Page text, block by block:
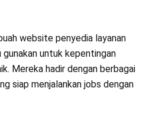
website penyedia layanan
gunakan untuk kepentingan
Mereka hadir dengan berbagai
siap menjalankan jobs dengan